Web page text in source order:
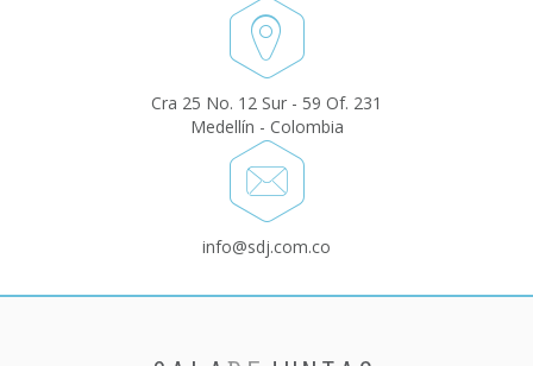
Cra 25 No. 12 Sur - 59 Of. 231
Medellín - Colombia
info@sdj.com.co